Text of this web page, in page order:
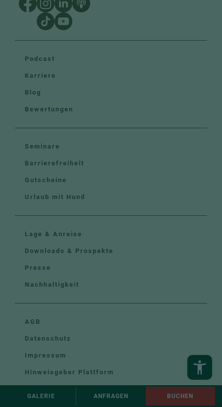
Podcast
Karriere
Blog
Bewertungen
Seminare
Barrierefreiheit
Gutscheine
Urlaub mit Hund
Lage & Anreise
Downloads & Prospekte
Presse
Nachhaltigkeit
AGB
Datenschutz
Impressum
Hinweisgeber Plattform
GALERIE ANFRAGEN BUCHEN